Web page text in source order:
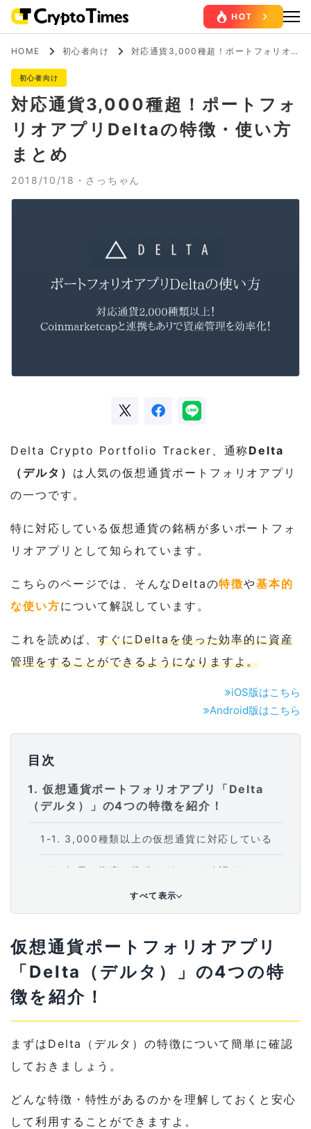
HOME 初心者向け
対応通貨3,000種超！ポートフォリオ
初心者向け
対応通貨3,000種超！ポートフォ
リオアプリDeltaの特徴・使い方
まとめ
2018/10/18・ さっちゃん
Delta Crypto Portfolio Tracker、通称Delta
（デルタ） は人気の仮想通貨ポートフォリオアプリ
の一つです。
特に対応している仮想通貨の銘柄が多いポートフォ
リオアプリとして知られています。
こちらのページでは、そんなDeltaの特徴や基本的
な使い方について解説しています。
これを読めば、すぐにDeltaを使った効率的に資産
管理をすることができるようになりますよ。
iOS版はこちら
Android版はこちら
目次
1
仮想通貨ポートフォリオアプリ「Delta
（デルタ）」の4つの特徴を紹介！
1-1 3,000種類以上の仮想通貨に対応している
1-2
毎日の資産の推移をグラフで確認すること
1-3 日本語には非対応
1-4 有料プランのDelta PROがある
2
Delta（デルタ）の評判・口コミを確認し
よう
3-1 ダウンロード・インストールはAppstoreか
すべて表示
仮想通貨ポートフォリオアプリ
「Delta（デルタ）」の4つの特
徴を紹介！
まずはDelta（デルタ）の特徴について簡単に確認
しておきましょう。
どんな特徴・特性があるのかを理解しておくと安心
して利用することができますよ。